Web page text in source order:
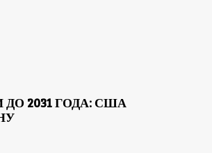
2031 ГОДА: США